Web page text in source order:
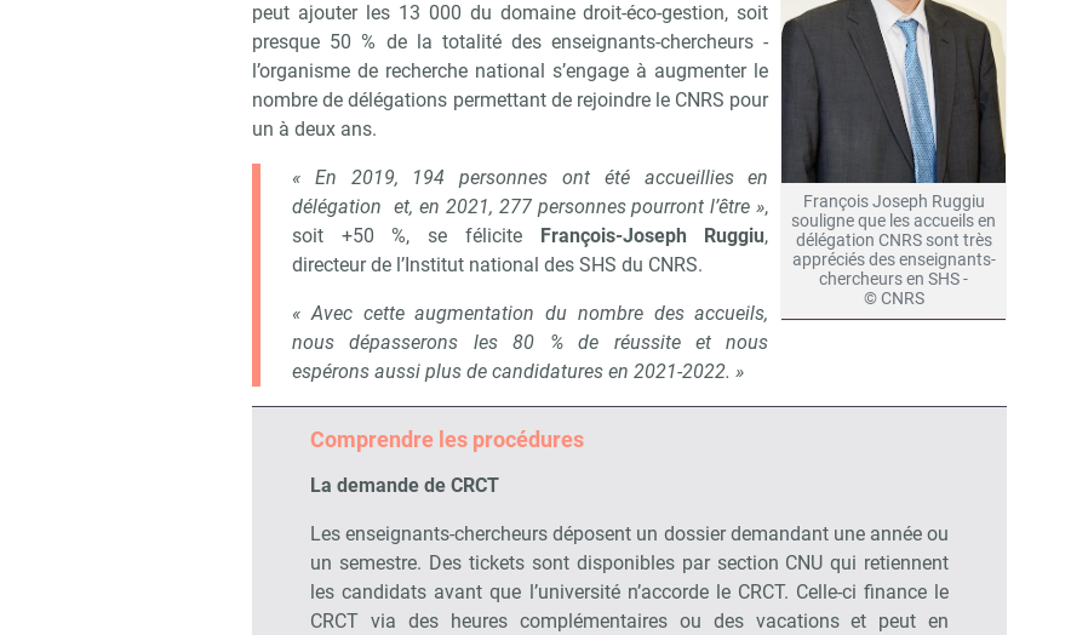
François Joseph Ruggiu
souligne que les accueils en
délégation CNRS sont très
appréciés des enseignants-
chercheurs en SHS -
© CNRS
peut ajouter les 13 000 du domaine droit-éco-gestion, soit
presque 50 % de la totalité des enseignants-chercheurs -
l’organisme de recherche national s’engage à augmenter le
nombre de délégations permettant de rejoindre le CNRS pour
un à deux ans.
« En 2019, 194 personnes ont été accueillies en
délégation et, en 2021, 277 personnes pourront l’être »,
soit +50 %, se félicite François-Joseph Ruggiu,
directeur de l’Institut national des SHS du CNRS.
« Avec cette augmentation du nombre des accueils,
nous dépasserons les 80 % de réussite et nous
espérons aussi plus de candidatures en 2021-2022. »
Comprendre les procédures
La demande de CRCT
Les enseignants-chercheurs déposent un dossier demandant une année ou
un semestre. Des tickets sont disponibles par section CNU qui retiennent
les candidats avant que l’université n’accorde le CRCT. Celle-ci finance le
CRCT via des heures complémentaires ou des vacations et peut en
Recevoir Campus Matin Abonnez-vous à notre
Non merci, je reçois déjà !